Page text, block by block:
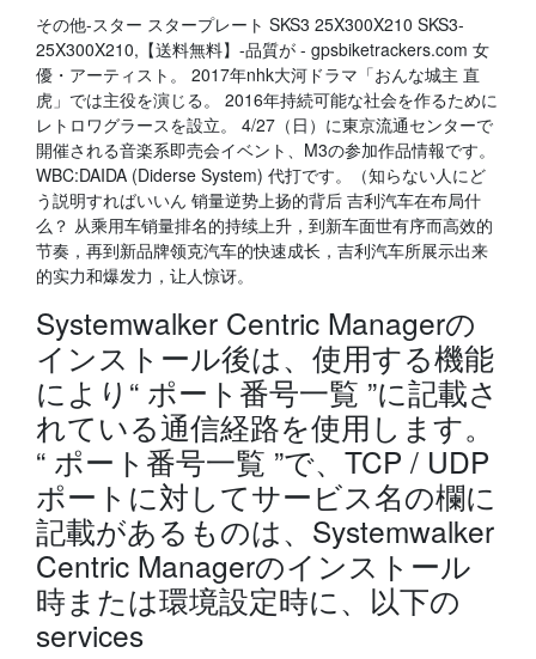
その他-スター スタープレート SKS3 25X300X210 SKS3-
25X300X210,【送料無料】-品質が - gpsbiketrackers.com 女
優・アーティスト。 2017年nhk大河ドラマ「おんな城主 直
虎」では主役を演じる。 2016年持続可能な社会を作るために
レトロワグラースを設立。 4/27（日）に東京流通センターで
開催される音楽系即売会イベント、M3の参加作品情報です。
WBC:DAIDA (Diderse System) 代打です。（知らない人にど
う説明すればいいん 销量逆势上扬的背后 吉利汽车在布局什
么？ 从乘用车销量排名的持续上升，到新车面世有序而高效的
节奏，再到新品牌领克汽车的快速成长，吉利汽车所展示出来
的实力和爆发力，让人惊讶。
Systemwalker Centric Managerの
インストール後は、使用する機能
により“ ポート番号一覧 ”に記載さ
れている通信経路を使用します。
“ ポート番号一覧 ”で、TCP / UDP
ポートに対してサービス名の欄に
記載があるものは、Systemwalker
Centric Managerのインストール
時または環境設定時に、以下の
services